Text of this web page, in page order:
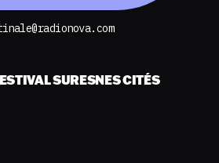
SURESNES CITÉS